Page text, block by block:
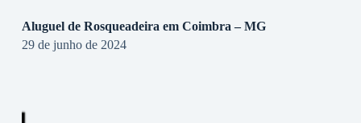
Aluguel de Rosqueadeira em Coimbra – MG
29 de junho de 2024